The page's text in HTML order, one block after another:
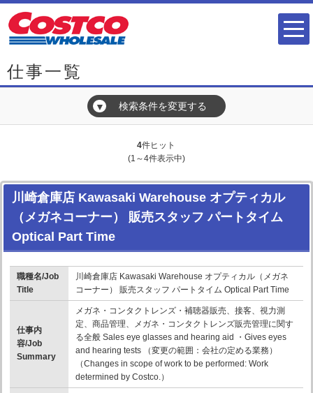
仕事一覧
▼ 検索条件を変更する
4件ヒット
(1～4件表示中)
川崎倉庫店 Kawasaki Warehouse オプティカル
（メガネコーナー） 販売スタッフ パートタイム
Optical Part Time
職種名/Job
Title
川崎倉庫店 Kawasaki Warehouse オプティカル（メガネ
コーナー） 販売スタッフ パートタイム Optical Part Time
仕事内
容/Job
Summary
メガネ・コンタクトレンズ・補聴器販売、接客、視力測
定、商品管理、メガネ・コンタクトレンズ販売管理に関す
る全般 Sales eye glasses and hearing aid ・Gives eyes
and hearing tests （変更の範囲：会社の定める業務）
（Changes in scope of work to be performed: Work
determined by Costco.）